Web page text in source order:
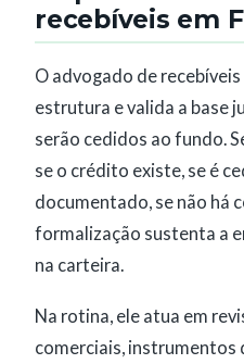
recebíveis em
O advogado de recebíveis
estrutura e valida a base
serão cedidos ao fundo.
se o crédito existe, se é
documentado, se não há
formalização sustenta a
na carteira.
Na rotina, ele atua em
comerciais, instrumentos